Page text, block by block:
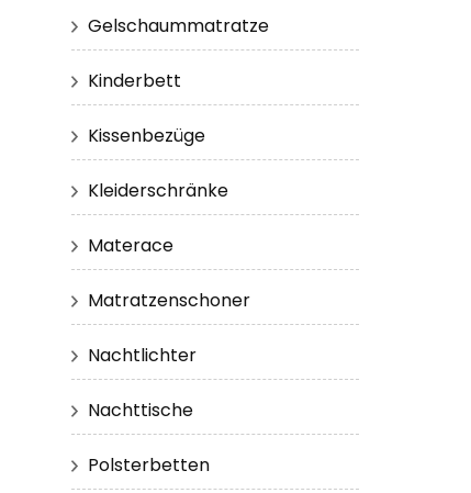
Gelschaummatratze
Kinderbett
Kissenbezüge
Kleiderschränke
Materace
Matratzenschoner
Nachtlichter
Nachttische
Polsterbetten